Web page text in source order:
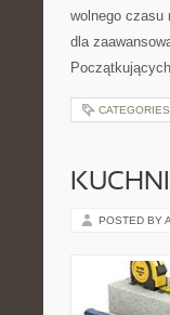
wolnego czasu
dla
POSTED BY